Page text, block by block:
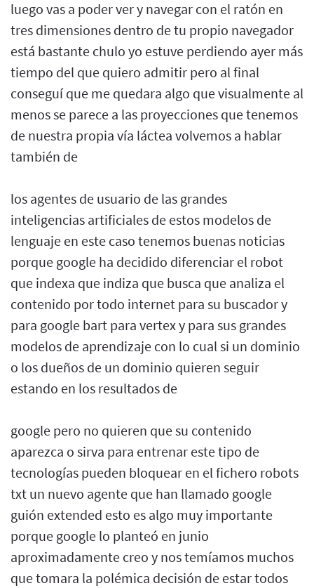
luego vas a poder ver y navegar con el ratón en
tres dimensiones dentro de tu propio navegador
está bastante chulo yo estuve perdiendo ayer más
tiempo del que quiero admitir pero al final
conseguí que me quedara algo que visualmente al
menos se parece a las proyecciones que tenemos
de nuestra propia vía láctea volvemos a hablar
también de
los agentes de usuario de las grandes
inteligencias artificiales de estos modelos de
lenguaje en este caso tenemos buenas noticias
porque google ha decidido diferenciar el robot
que indexa que indiza que busca que analiza el
contenido por todo internet para su buscador y
para google bart para vertex y para sus grandes
modelos de aprendizaje con lo cual si un dominio
o los dueños de un dominio quieren seguir
estando en los resultados de
google pero no quieren que su contenido
aparezca o sirva para entrenar este tipo de
tecnologías pueden bloquear en el fichero robots
txt un nuevo agente que han llamado google
guión extended esto es algo muy importante
porque google lo planteó en junio
aproximadamente creo y nos temíamos muchos
que tomara la polémica decisión de estar todos